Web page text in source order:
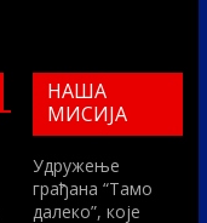
НАША
МИСИЈА
Удружење
грађана “Тамо
далеко”, које